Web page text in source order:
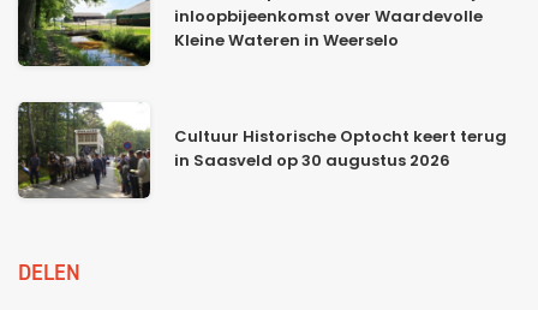
inloopbijeenkomst over Waardevolle
Kleine Wateren in Weerselo
Cultuur Historische Optocht keert terug
in Saasveld op 30 augustus 2026
DELEN